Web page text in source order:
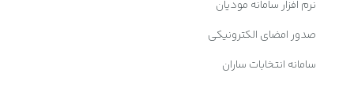
نرم افزار سامانه مودیان
صدور امضای الکترونیکی
سامانه انتخابات ساران